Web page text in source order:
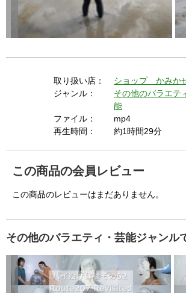
i
d
e
o
取り扱い店：
ショップ かみか
ジャンル：
その他のバラエテ
能
ファイル：
mp4
再生時間：
約1時間29分
この商品の会員レビュー
この商品のレビューはまだありません。
その他のバラエティ・芸能ジャンル